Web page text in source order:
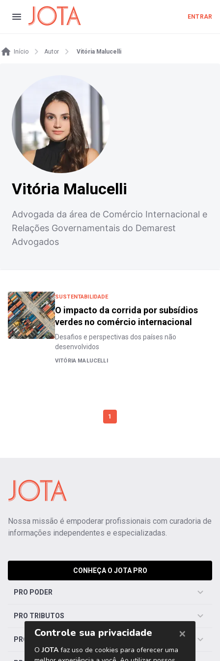
ENTRAR
Início Autor Vitória Malucelli
Vitória Malucelli
Advogada da área de Comércio Internacional e
Relações Governamentais do Demarest
Advogados
SUSTENTABILIDADE
O impacto da corrida por subsídios
verdes no comércio internacional
Desafios e perspectivas dos países não
desenvolvidos
VITÓRIA MALUCELLI
1
Nossa missão é empoderar profissionais com curadoria de
informações independentes e especializadas.
CONHEÇA O JOTA PRO
PRO PODER
PRO TRIBUTOS
PRO TRABALHISTA